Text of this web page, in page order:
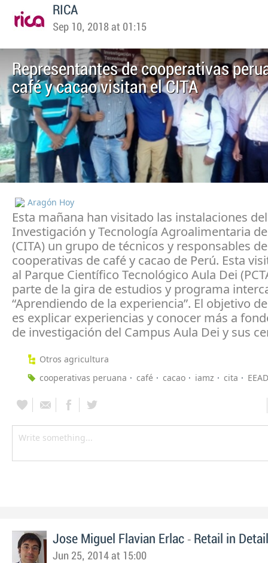
RICA
Sep 10, 2018 at 01:15
Representantes de cooperativas
café y cacao visitan el CITA
Aragón Hoy
Esta mañana han visitado las instalaciones
Investigación y Tecnología Agroalimentaria
(CITA) un grupo de técnicos y responsables de
cooperativas de café y cacao de Perú. Esta
al Parque Científico Tecnológico Aula Dei
parte de la gira de estudios y programa
“Aprendiendo de la experiencia”. El objetivo
es explicar experiencias y conocer más a
de investigación del Campus Aula Dei y sus
Otros agricultura
cooperativas peruana
café cacao iamz cita
Jose Miguel Flavian Erlac - Retail in Detail
Jun 25, 2014 at 15:00